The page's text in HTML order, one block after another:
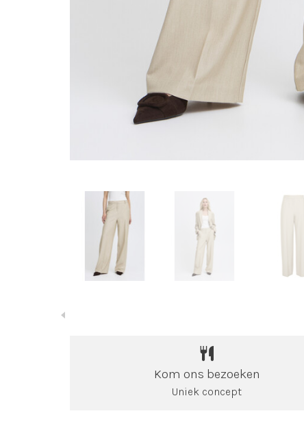
Kom ons bezoeken
Uniek concept